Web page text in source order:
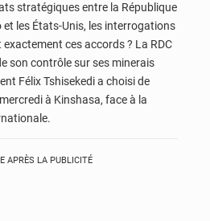
stratégiques entre la République
les États-Unis, les interrogations
ces accords ? La RDC
son contrôle sur ses minerais
Félix Tshisekedi a choisi de
à Kinshasa, face à la
APRÈS LA PUBLICITÉ